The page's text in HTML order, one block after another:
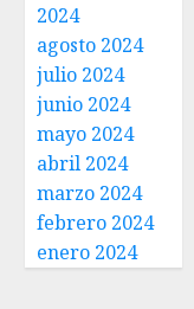
2024
agosto 2024
julio 2024
junio 2024
mayo 2024
abril 2024
marzo 2024
febrero 2024
enero 2024